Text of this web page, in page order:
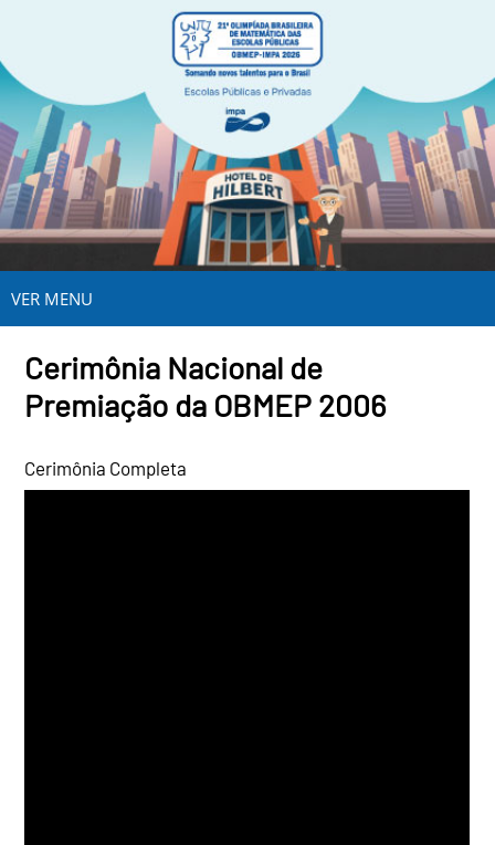
VER MENU
Cerimônia Nacional de
Premiação da OBMEP 2006
Cerimônia Completa